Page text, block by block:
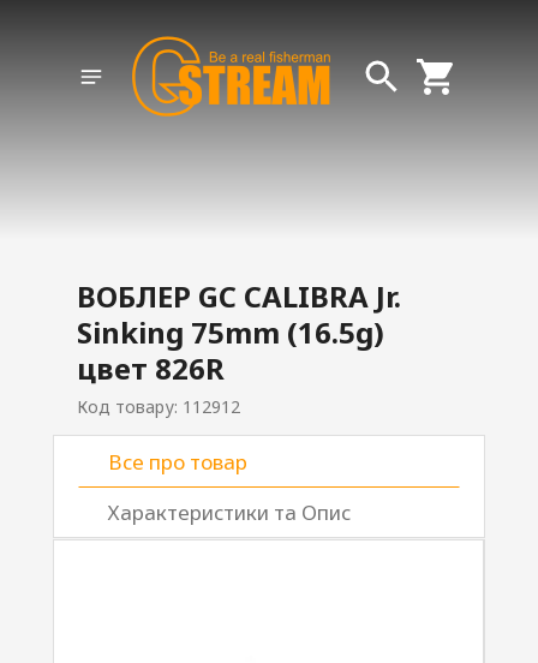
ВОБЛЕР GC CALIBRA Jr.
Sinking 75mm (16.5g)
цвет 826R
Код товару: 112912
Все про товар
Характеристики та Опис